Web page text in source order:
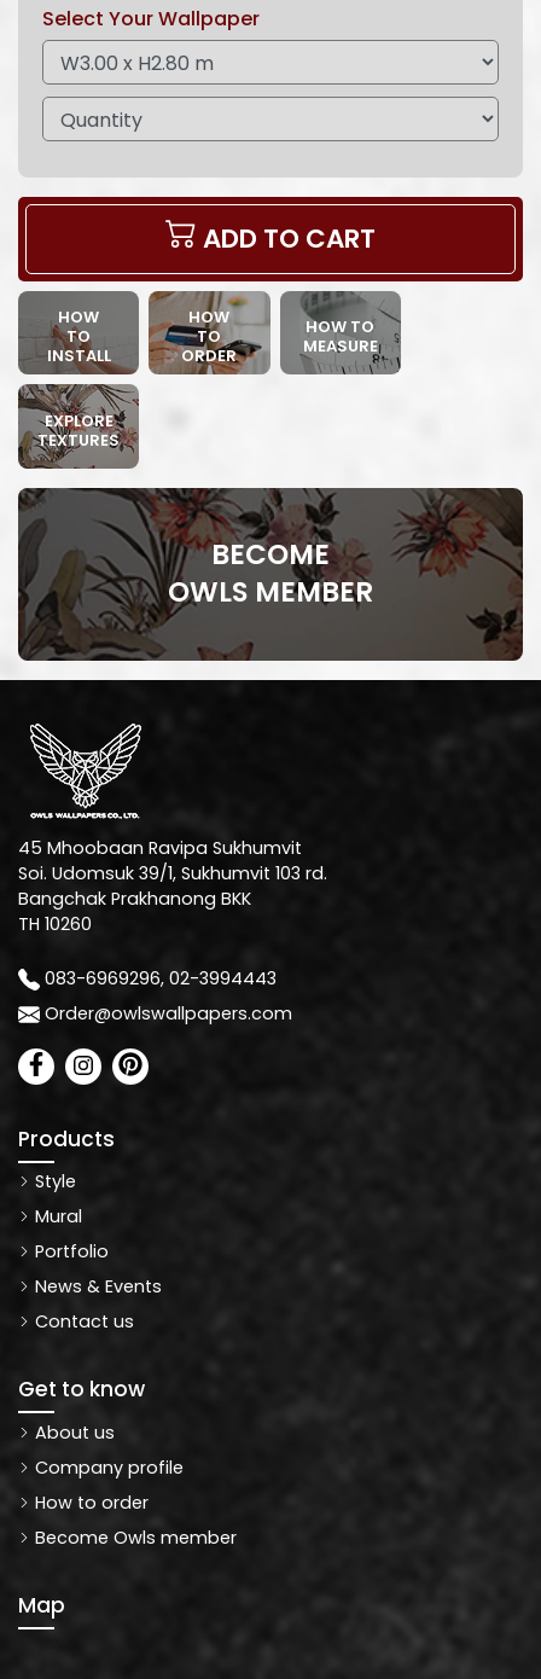
Select Your Wallpaper
ADD TO CART
HOW
TO
INSTALL
HOW
TO
ORDER
HOW TO
MEASURE
EXPLORE
TEXTURES
BECOME
OWLS MEMBER
45 Mhoobaan Ravipa Sukhumvit
Soi. Udomsuk 39/1, Sukhumvit 103 rd.
Bangchak Prakhanong BKK
TH 10260
083-6969296, 02-3994443
Order@owlswallpapers.com
Products
Style
Mural
Portfolio
News & Events
Contact us
Get to know
About us
Company profile
How to order
Become Owls member
Map